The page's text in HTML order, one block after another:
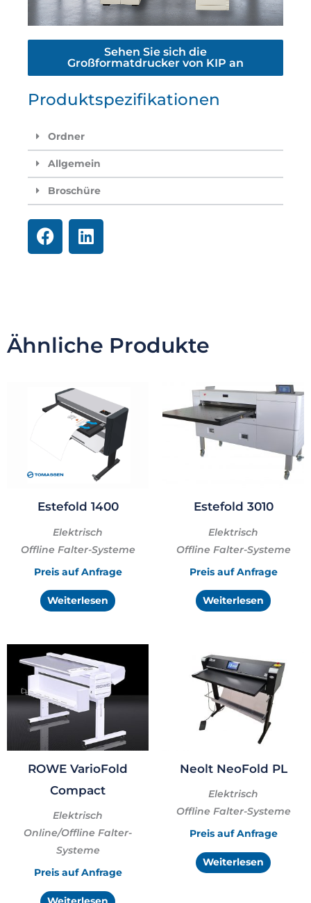
Sehen Sie sich die
Großformatdrucker von KIP an
Produktspezifikationen
Ordner
Allgemein
Broschüre
F
a
k
L
i
n
Ähnliche Produkte
Estefold 1400
Elektrisch
Offline Falter-Systeme
Preis auf Anfrage
Weiterlesen
Estefold 3010
Elektrisch
Offline Falter-Systeme
Preis auf Anfrage
Weiterlesen
ROWE VarioFold
Compact
Elektrisch
Online/Offline Falter-
Systeme
Preis auf Anfrage
Neolt NeoFold PL
Elektrisch
Offline Falter-Systeme
Preis auf Anfrage
Weiterlesen